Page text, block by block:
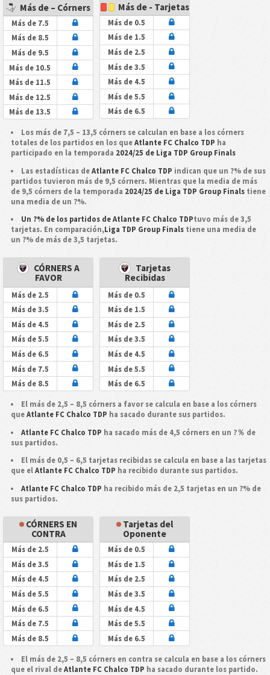
Más de – Córners
Más de 7.5
Más de 8.5
Más de 9.5
Más de 10.5
Más de 11.5
Más de 12.5
Más de 13.5
Más de - Tarjetas
Más de 0.5
Más de 1.5
Más de 2.5
Más de 3.5
Más de 4.5
Más de 5.5
Más de 6.5
Los más de 7,5 – 13,5 córners se calculan en base a los córners
totales de los partidos en los que Atlante FC Chalco TDP ha
participado en la temporada 2024/25 de Liga TDP Group Finals
Las estadísticas deAtlante FC Chalco TDP indican que un ?% de sus
partidos tuvieron más de 9,5 córners. Mientras que la media de más
de 9,5 córners de la temporada 2024/25 de Liga TDP Group Finalstiene
una media de un ?%.
Un ?% de los partidos de Atlante FC Chalco TDPtuvo más de 3,5
tarjetas. En comparación,Liga TDP Group Finalstiene una media de
un ?% de más de 3,5 tarjetas.
CÓRNERS A
FAVOR
Más de 2.5
Más de 3.5
Más de 4.5
Más de 5.5
Más de 6.5
Más de 7.5
Más de 8.5
Tarjetas
Recibidas
Más de 0.5
Más de 1.5
Más de 2.5
Más de 3.5
Más de 4.5
Más de 5.5
Más de 6.5
El más de 2,5 – 8,5 córners a favor se calcula en base a los córners
que Atlante FC Chalco TDP ha sacado durante sus partidos.
Atlante FC Chalco TDP ha sacado más de 4,5 córners en un ?％ de
sus partidos.
El más de 0,5 – 6,5 tarjetas recibidas se calcula en base a las tarjetas
que el Atlante FC Chalco TDP ha recibido durante sus partidos.
Atlante FC Chalco TDP ha recibido más de 2,5 tarjetas en un ?% de
sus partidos.
CÓRNERS EN
CONTRA
Más de 2.5
Más de 3.5
Más de 4.5
Más de 5.5
Más de 6.5
Más de 7.5
Más de 8.5
Tarjetas del
Oponente
Más de 0.5
Más de 1.5
Más de 2.5
Más de 3.5
Más de 4.5
Más de 5.5
Más de 6.5
El más de 2,5 – 8,5 córners en contra se calcula en base a los córners
que el rival de Atlante FC Chalco TDP ha sacado durante los partido.